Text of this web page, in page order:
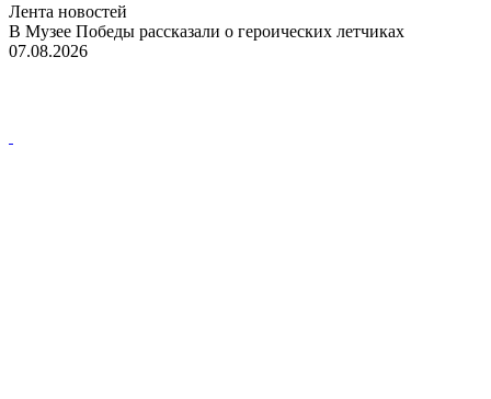
Лента новостей
В Музее Победы рассказали о героических летчиках
07.08.2026